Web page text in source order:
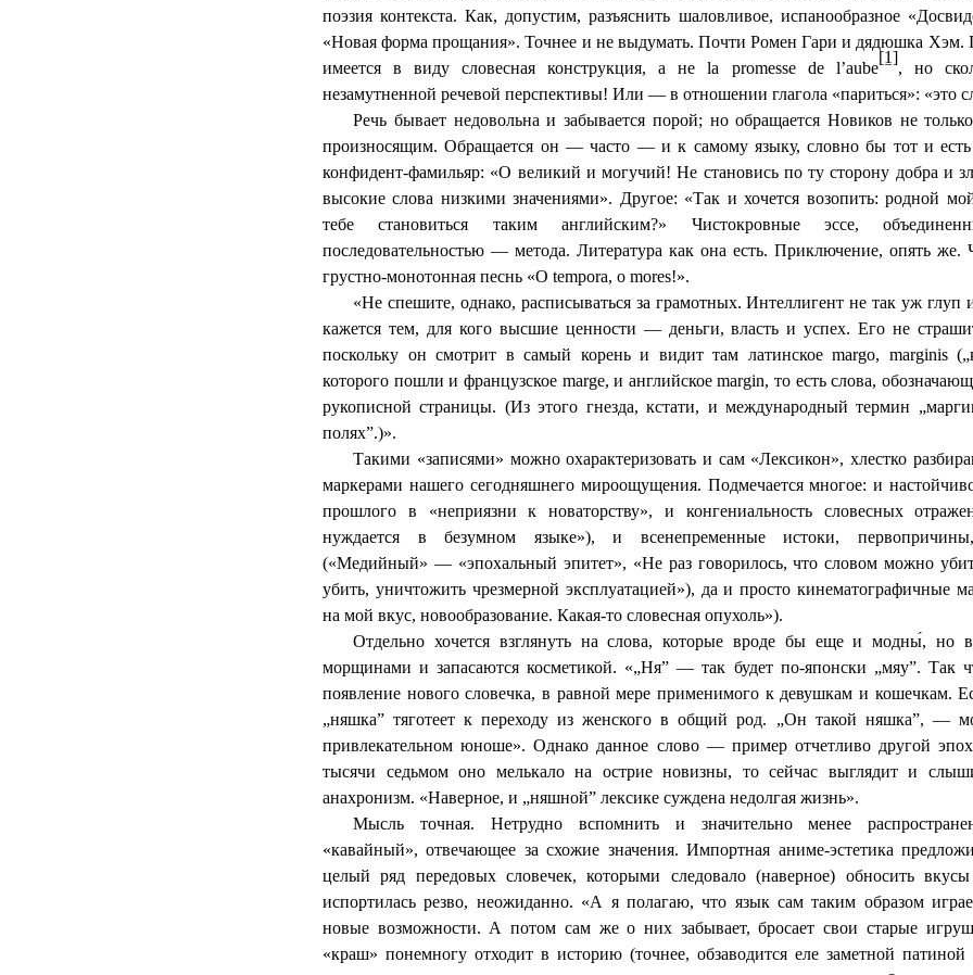
поэзия контекста. Как, допустим, разъяснить шаловливое, испанообразное
«Новая форма прощания». Точнее и не выдумать. Почти Ромен Гари и дядюшка Хэм.
имеется в виду словесная конструкция, а не la promesse de l’aube
[1]
, но
незамутненной речевой перспективы! Или — в отношении глагола «париться»: «это
Речь бывает недовольна и забывается порой; но обращается Новиков не
произносящим. Обращается он — часто — и к самому языку, словно бы тот и есть
конфидент-фамильяр: «О великий и могучий! Не становись по ту сторону добра и
высокие слова низкими значениями». Другое: «Так и хочется возопить: родной
тебе становиться таким английским?» Чистокровные эссе,
последовательностью — метода. Литература как она есть. Приключение, опять же.
грустно-монотонная песнь «O tempora, o mores!».
«Не спешите, однако, расписываться за грамотных. Интеллигент не так уж глуп
кажется тем, для кого высшие ценности — деньги, власть и успех. Его не
поскольку он смотрит в самый корень и видит там латинское margo, marginis
которого пошли и французское marge, и английское margin, то есть слова,
рукописной страницы. (Из этого гнезда, кстати, и международный термин
полях”.)».
Такими «записями» можно охарактеризовать и сам «Лексикон», хлестко
маркерами нашего сегодняшнего мироощущения. Подмечается многое: и
прошлого в «неприязни к новаторству», и конгениальность словесных
нуждается в безумном языке»), и всенепременные истоки, первопричины,
(«Медийный» — «эпохальный эпитет», «Не раз говорилось, что словом можно
убить, уничтожить чрезмерной эксплуатацией»), да и просто кинематографичные
на мой вкус, новообразование. Какая-то словесная опухоль»).
Отдельно хочется взглянуть на слова, которые вроде бы еще и модны́, но
морщинами и запасаются косметикой. «„Ня” — так будет по-японски „мяу”. Так
появление нового словечка, в равной мере применимого к девушкам и кошечкам.
„няшка” тяготеет к переходу из женского в общий род. „Он такой няшка”, —
привлекательном юноше». Однако данное слово — пример отчетливо другой
тысячи седьмом оно мелькало на острие новизны, то сейчас выглядит и
анахронизм. «Наверное, и „няшной” лексике суждена недолгая жизнь».
Мысль точная. Нетрудно вспомнить и значительно менее
«кавайный», отвечающее за схожие значения. Импортная аниме-эстетика
целый ряд передовых словечек, которыми следовало (наверное) обносить
испортилась резво, неожиданно. «А я полагаю, что язык сам таким образом
новые возможности. А потом сам же о них забывает, бросает свои старые
«краш» понемногу отходит в историю (точнее, обзаводится еле заметной патиной